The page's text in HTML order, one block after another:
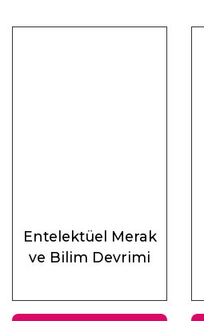
Entelektüel Merak
ve Bilim Devrimi